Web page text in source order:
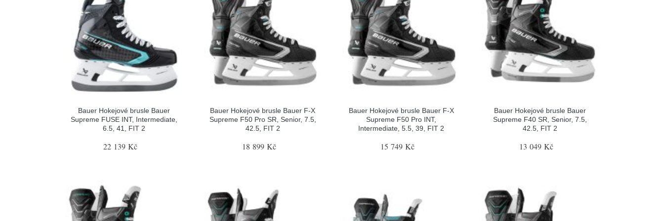
Bauer Hokejové brusle Bauer
Supreme FUSE INT, Intermediate,
6.5, 41, FIT 2
22 139 Kč
Bauer Hokejové brusle Bauer F-X
Supreme F50 Pro SR, Senior, 7.5,
42.5, FIT 2
18 899 Kč
Bauer Hokejové brusle Bauer F-X
Supreme F50 Pro INT,
Intermediate, 5.5, 39, FIT 2
15 749 Kč
Bauer Hokejové brusle Bauer
Supreme F40 SR, Senior, 7.5,
42.5, FIT 2
13 049 Kč